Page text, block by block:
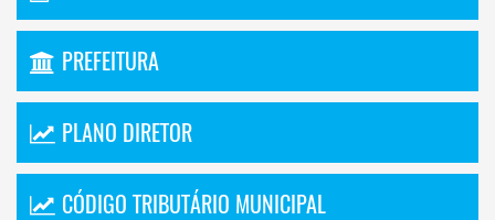
PREFEITURA
PLANO DIRETOR
CÓDIGO TRIBUTÁRIO MUNICIPAL